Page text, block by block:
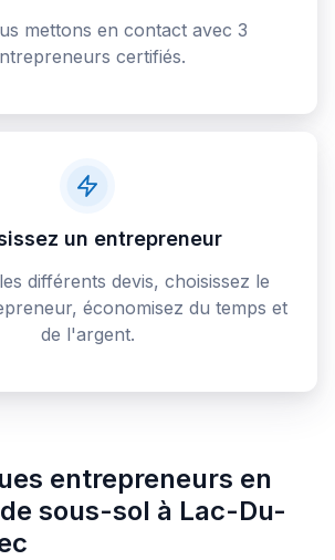
mettons en contact avec 3
certifiés.
un entrepreneur
différents devis, choisissez le
économisez du temps et
de l'argent.
entrepreneurs en
sous-sol à Lac-Du-